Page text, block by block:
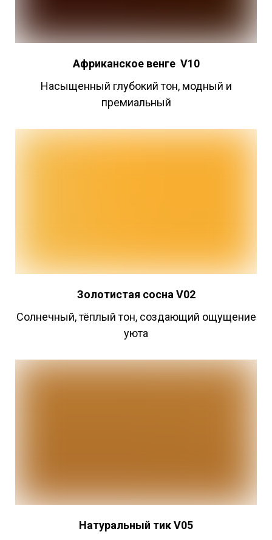
Африканское венге V10
Насыщенный глубокий тон, модный и
премиальный
Золотистая сосна V02
Cолнечный, тёплый тон, создающий ощущение
уюта
Натуральный тик V05